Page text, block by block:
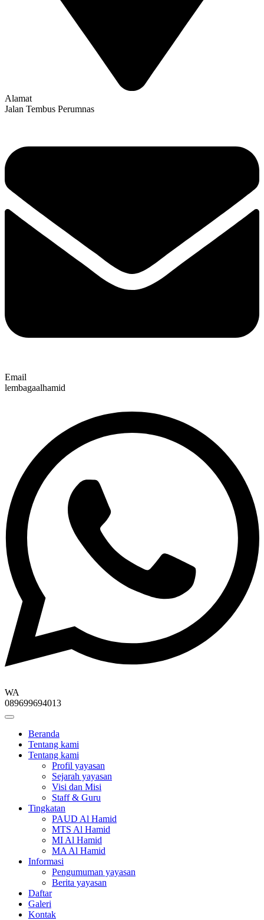
Alamat
Jalan Tembus Perumnas
Email
lembagaalhamid
WA
089699694013
Beranda
Tentang kami
Tentang kami
Profil yayasan
Sejarah yayasan
Visi dan Misi
Staff & Guru
Tingkatan
PAUD Al Hamid
MTS Al Hamid
MI Al Hamid
MA Al Hamid
Informasi
Pengumuman yayasan
Berita yayasan
Daftar
Galeri
Kontak